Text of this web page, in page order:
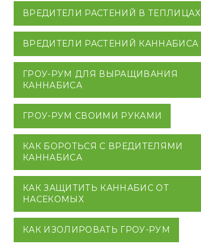
ВРЕДИТЕЛИ РАСТЕНИЙ В ТЕПЛИЦАХ
ВРЕДИТЕЛИ РАСТЕНИЙ КАННАБИСА
ГРОУ-РУМ ДЛЯ ВЫРАЩИВАНИЯ
КАННАБИСА
ГРОУ-РУМ СВОИМИ РУКАМИ
КАК БОРОТЬСЯ С ВРЕДИТЕЛЯМИ
КАННАБИСА
КАК ЗАЩИТИТЬ КАННАБИС ОТ
НАСЕКОМЫХ
КАК ИЗОЛИРОВАТЬ ГРОУ-РУМ